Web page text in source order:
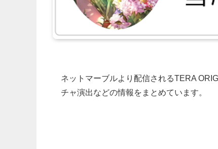
ネットマーブルより配信されるTERA
チャ演出などの情報をまとめています。